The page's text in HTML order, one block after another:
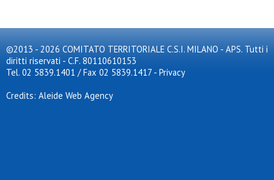
©2013 - 2026 COMITATO TERRITORIALE C.S.I. MILANO - APS. Tutti i
diritti riservati - C.F. 80110610153
Tel. 02 5839.1401 / Fax 02 5839.1417 - Privacy
Credits: Aleide Web Agency